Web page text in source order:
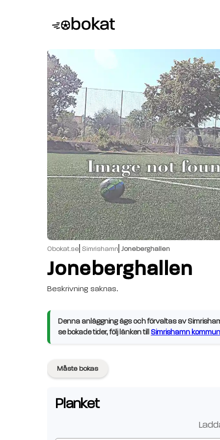
Obokat.se Simrishamn Joneberghallen
Joneberghallen
Beskrivning saknas.
Denna anläggning ägs och förvaltas av
se bokade tider, följ länken till Simrishamn
Måste bokas
Planket